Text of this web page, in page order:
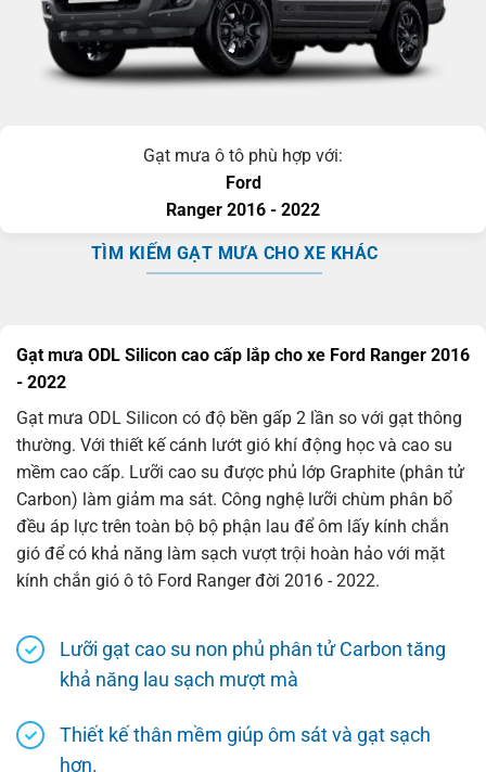
Gạt mưa ô tô phù hợp với:
Ford
Ranger 2016 - 2022
TÌM KIẾM GẠT MƯA CHO XE KHÁC
Gạt mưa ODL Silicon cao cấp lắp cho xe Ford Ranger 2016
- 2022
Gạt mưa ODL Silicon có độ bền gấp 2 lần so với gạt thông
thường. Với thiết kế cánh lướt gió khí động học và cao su
mềm cao cấp. Lưỡi cao su được phủ lớp Graphite (phân tử
Carbon) làm giảm ma sát. Công nghệ lưỡi chùm phân bổ
đều áp lực trên toàn bộ bộ phận lau để ôm lấy kính chắn
gió để có khả năng làm sạch vượt trội hoàn hảo với mặt
kính chắn gió ô tô Ford Ranger đời 2016 - 2022.
Lưỡi gạt cao su non phủ phân tử Carbon tăng
khả năng lau sạch mượt mà
Thiết kế thân mềm giúp ôm sát và gạt sạch
hơn.